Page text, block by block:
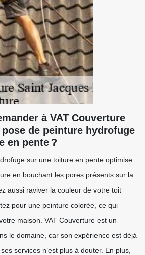
à VAT Couverture
pose de peinture hydrofuge
en pente ?
sur une toiture en pente optimise
en bouchant les pores présents sur la
aussi raviver la couleur de votre toit
pour une peinture colorée, ce qui
maison. VAT Couverture est un
le domaine, car son expérience est déjà
services n’est plus à douter. En plus,